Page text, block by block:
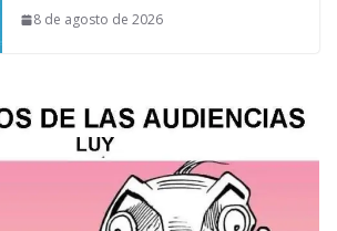
8 de agosto de 2026